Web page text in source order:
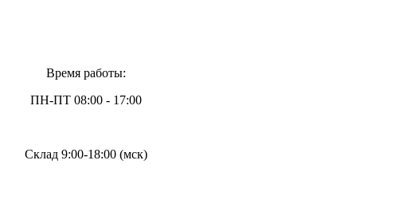
Время работы:
ПН-ПТ 08:00 - 17:00
Склад 9:00-18:00 (мск)